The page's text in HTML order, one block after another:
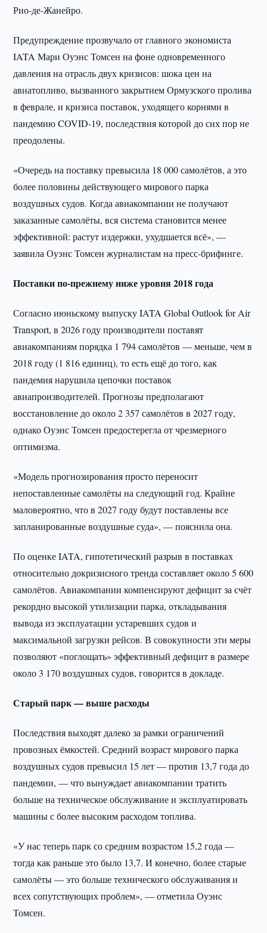
Рио-де-Жанейро.
Предупреждение прозвучало от главного экономиста
IATA Мари Оуэнс Томсен на фоне одновременного
давления на отрасль двух кризисов: шока цен на
авиатопливо, вызванного закрытием Ормузского пролива
в феврале, и кризиса поставок, уходящего корнями в
пандемию COVID-19, последствия которой до сих пор не
преодолены.
«Очередь на поставку превысила 18 000 самолётов, а это
более половины действующего мирового парка
воздушных судов. Когда авиакомпании не получают
заказанные самолёты, вся система становится менее
эффективной: растут издержки, ухудшается всё», —
заявила Оуэнс Томсен журналистам на пресс-брифинге.
Поставки по-прежнему ниже уровня 2018 года
Согласно июньскому выпуску IATA Global Outlook for Air
Transport, в 2026 году производители поставят
авиакомпаниям порядка 1 794 самолётов — меньше, чем в
2018 году (1 816 единиц), то есть ещё до того, как
пандемия нарушила цепочки поставок
авиапроизводителей. Прогнозы предполагают
восстановление до около 2 357 самолётов в 2027 году,
однако Оуэнс Томсен предостерегла от чрезмерного
оптимизма.
«Модель прогнозирования просто переносит
непоставленные самолёты на следующий год. Крайне
маловероятно, что в 2027 году будут поставлены все
запланированные воздушные суда», — пояснила она.
По оценке IATA, гипотетический разрыв в поставках
относительно докризисного тренда составляет около 5 600
самолётов. Авиакомпании компенсируют дефицит за счёт
рекордно высокой утилизации парка, откладывания
вывода из эксплуатации устаревших судов и
максимальной загрузки рейсов. В совокупности эти меры
позволяют «поглощать» эффективный дефицит в размере
около 3 170 воздушных судов, говорится в докладе.
Старый парк — выше расходы
Последствия выходят далеко за рамки ограничений
провозных ёмкостей. Средний возраст мирового парка
воздушных судов превысил 15 лет — против 13,7 года до
пандемии, — что вынуждает авиакомпании тратить
больше на техническое обслуживание и эксплуатировать
машины с более высоким расходом топлива.
«У нас теперь парк со средним возрастом 15,2 года —
тогда как раньше это было 13,7. И конечно, более старые
самолёты — это больше технического обслуживания и
всех сопутствующих проблем», — отметила Оуэнс
Томсен.